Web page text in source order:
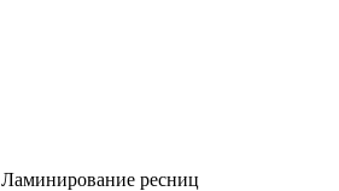
Ламинирование ресниц